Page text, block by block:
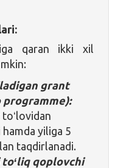
qaran ikki xil
grant
programme):
yiliga 5
taqdirlanadi.
qoplovchi